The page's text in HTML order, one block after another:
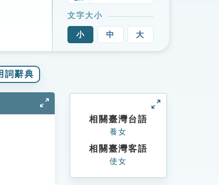
文字大小
小 中 大
詞辭典
相關臺灣台語
養女
相關臺灣客語
使女